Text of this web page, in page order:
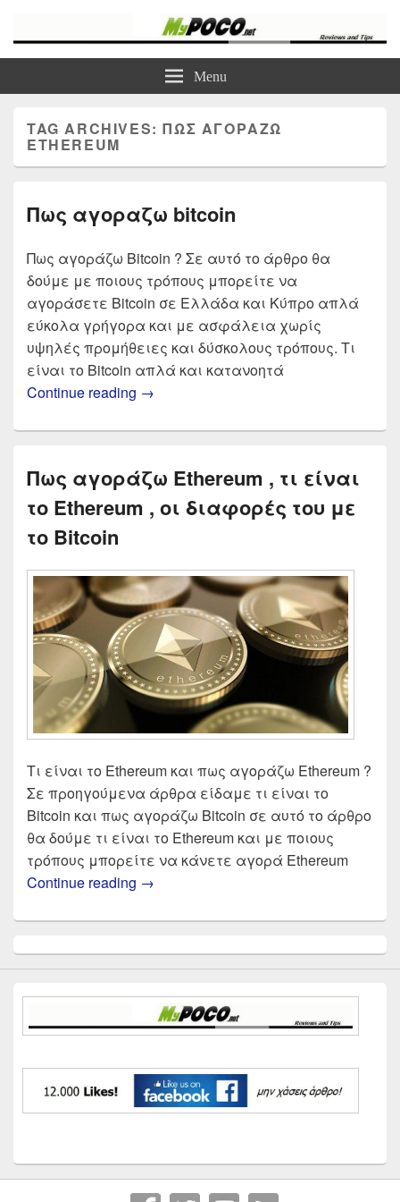
Τα καλύτερα Reviews , Συγκρίσεις , VPN , Webhosting
Menu
TAG ARCHIVES:ΠΩΣ ΑΓΟΡΑΖΩ
ETHEREUM
Πως αγοραζω bitcoin
Πως αγοράζω Bitcoin ? Σε αυτό το άρθρο θα
δούμε με ποιους τρόπους μπορείτε να
αγοράσετε Bitcoin σε Ελλάδα και Κύπρο απλά
εύκολα γρήγορα και με ασφάλεια χωρίς
υψηλές προμήθειες και δύσκολους τρόπους. Τι
είναι το Bitcoin απλά και κατανοητά
Continue reading Πως αγοραζω bitcoin
→
Πως αγοράζω Ethereum , τι είναι
το Ethereum , οι διαφορές του με
το Bitcoin
Τι είναι το Ethereum και πως αγοράζω Ethereum ?
Σε προηγούμενα άρθρα είδαμε τι είναι το
Bitcoin και πως αγοράζω Bitcoin σε αυτό το άρθρο
θα δούμε τι είναι το Ethereum και με ποιους
τρόπους μπορείτε να κάνετε αγορά Ethereum
Continue reading Πως αγοράζω Ethereum , τι είναι το
→
Sidebar
Widget